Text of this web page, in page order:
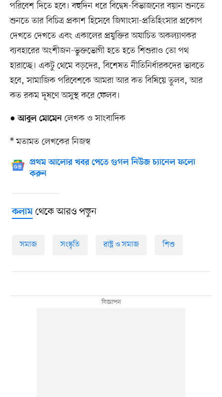
পরিবেশ দিতে হবে। বহুদিন ধরে বিদ্বেষ-বিভাজনের বয়ান শুনতে
শুনতে তার বিচিত্র প্রকাশ হিসেবে জিঘাংসা-প্রতিহিংসার প্রকোপ
দেখতে দেখতে এবং একালের প্রযুক্তির অযাচিত অকল্যাণকর
ব্যবহারের অংশীজন-ভুক্তভোগী হতে হতে শিশুরাও তো পথ
হারাচ্ছে। একটু থেমে বড়দের, বিশেষত নীতিনির্ধারকদের ভাবতে
হবে, সামাজিক পরিবেশকে আমরা আর কত বিষিয়ে তুলব, আর
কত রকম দূষণে অসুস্থ করে ফেলব।
● আবুল মোমেন লেখক ও সাংবাদিক
* মতামত লেখকের নিজস্ব
প্রথম আলোর খবর পেতে গুগল নিউজ চ্যানেল ফলো
করুন
কলামথেকে আরও পড়ুন
সমাজ সংস্কৃতি রাষ্ট্র ও সমাজ শিশু